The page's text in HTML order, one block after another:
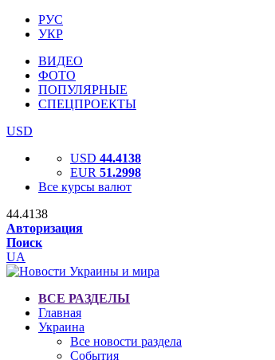
РУС
УКР
ВИДЕО
ФОТО
ПОПУЛЯРНЫЕ
СПЕЦПРОЕКТЫ
USD
USD 44.4138
EUR 51.2998
Все курсы валют
44.4138
Авторизация
Поиск
UA
ВСЕ РАЗДЕЛЫ
Главная
Украина
Все новости раздела
События